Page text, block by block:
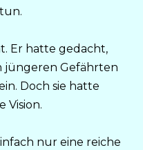
Er hatte gedacht,
jüngeren Gefährten
Doch sie hatte
Vision.
nur eine reiche